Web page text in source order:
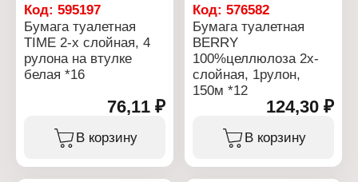
Код: 595197
Бумага туалетная
TIME 2-х слойная, 4
рулона на втулке
белая *16
76,11 ₽
В корзину
Код:576582
Бумага туалетная
BERRY
100%целлюлоза 2х-
слойная, 1рулон,
150м *12
124,30 ₽
В корзину